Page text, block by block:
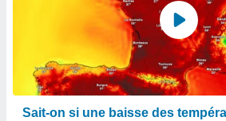
Sait-on si une baisse des